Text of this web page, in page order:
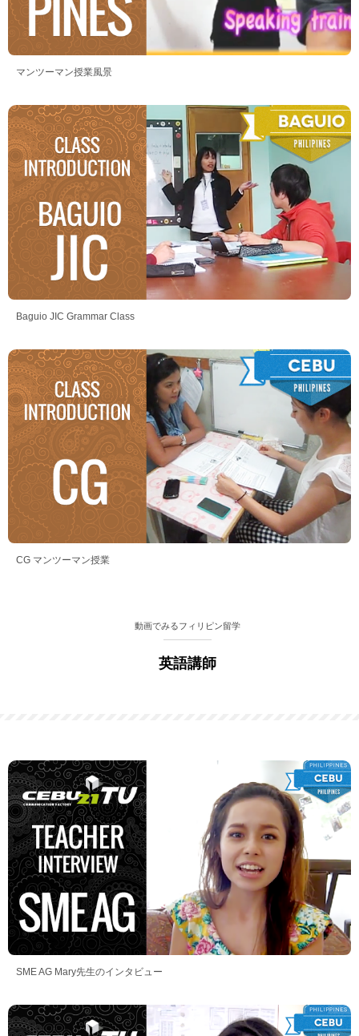
マンツーマン授業風景
Baguio JIC Grammar Class
CG マンツーマン授業
動画でみるフィリピン留学
英語講師
SME AG Mary先生のインタビュー